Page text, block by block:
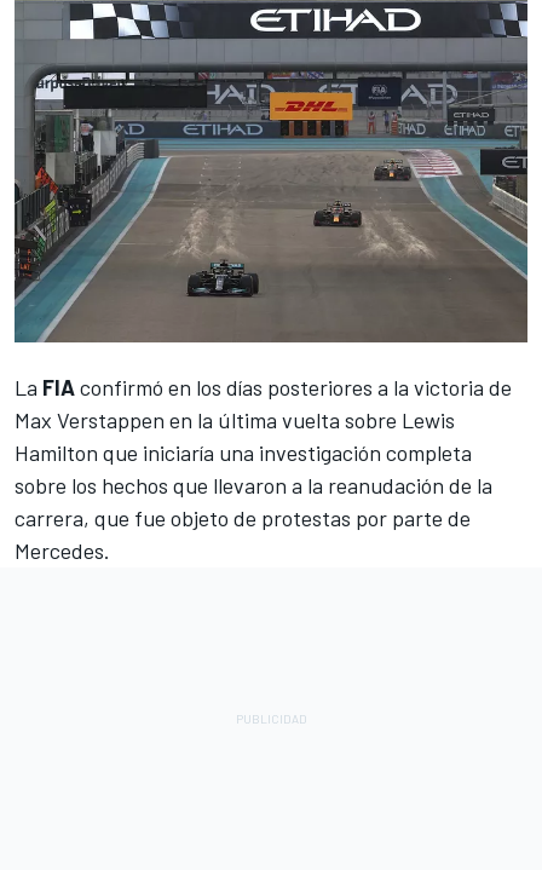
La FIAconfirmó en los días posteriores a la victoria de
Max Verstappen en la última vuelta sobre Lewis
Hamilton que iniciaría una investigación completa
sobre los hechos que llevaron a la reanudación de la
carrera, que fue objeto de protestas por parte de
Mercedes.